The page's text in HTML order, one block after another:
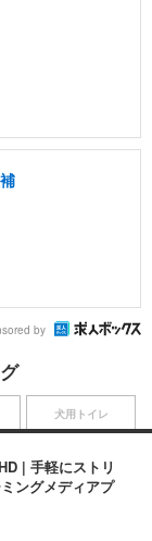
by
| 手軽にストリ
ングメディアプ
犬用トイレ